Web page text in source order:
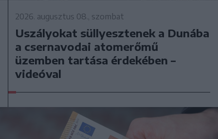
2026. augusztus 08., szombat
Uszályokat süllyesztenek a Dunába
a csernavodai atomerőmű
üzemben tartása érdekében –
videóval